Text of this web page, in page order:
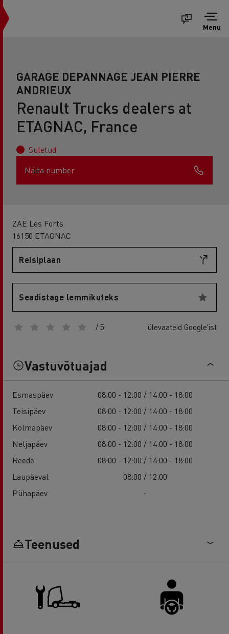
Menu
GARAGE DEPANNAGE JEAN PIERRE
ANDRIEUX
Renault Trucks dealers at
ETAGNAC, France
Suletud
Näita number
ZAE Les Forts
16150 ETAGNAC
Reisiplaan
Seadistage lemmikuteks
/ 5 ülevaateid Google'ist
Vastuvõtuajad
Esmaspäev
08:00 - 12:00 / 14:00 - 18:00
Teisipäev
08:00 - 12:00 / 14:00 - 18:00
Kolmapäev
08:00 - 12:00 / 14:00 - 18:00
Neljapäev
08:00 - 12:00 / 14:00 - 18:00
Reede
08:00 - 12:00 / 14:00 - 18:00
Laupäeval
08:00 / 12:00
Pühapäev
-
Teenused